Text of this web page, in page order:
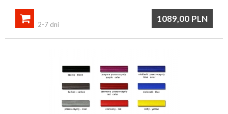
1089,00 PLN

2-7 dni